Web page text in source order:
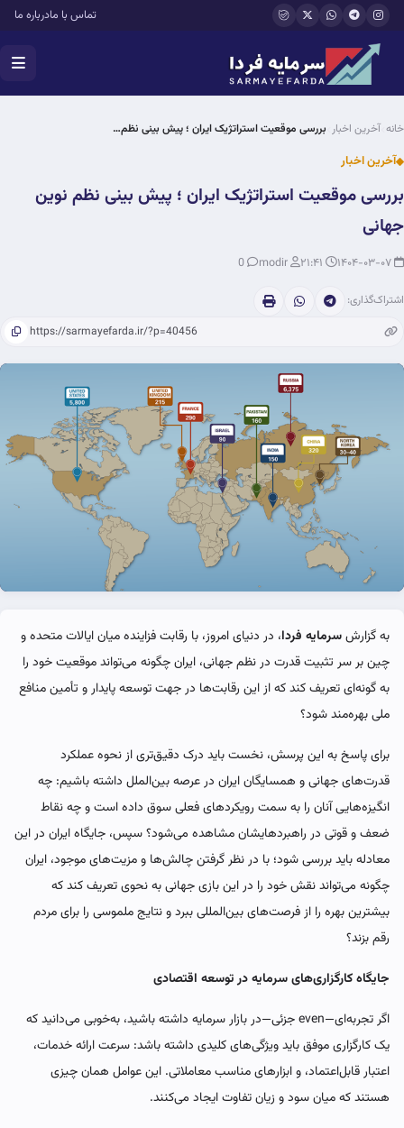
رفتن به محتوای اصلی تماس با مادرباره ما
خانه آخرین اخبار بررسی موقعیت استراتژیک ایران ؛ پیش بینی نظم…
آخرین اخبار
بررسی موقعیت استراتژیک ایران ؛ پیش بینی نظم نوین
جهانی
اشتراک‌گذاری:
به گزارشسرمایه فردا، در دنیای امروز، با رقابت فزاینده میان ایالات متحده و
چین بر سر تثبیت قدرت در نظم جهانی، ایران چگونه می‌تواند موقعیت خود را
به گونه‌ای تعریف کند که از این رقابت‌ها در جهت توسعه پایدار و تأمین منافع
ملی بهره‌مند شود؟
برای پاسخ به این پرسش، نخست باید درک دقیق‌تری از نحوه عملکرد
قدرت‌های جهانی و همسایگان ایران در عرصه بین‌الملل داشته باشیم: چه
انگیزه‌هایی آنان را به سمت رویکردهای فعلی سوق داده است و چه نقاط
ضعف و قوتی در راهبردهایشان مشاهده می‌شود؟ سپس، جایگاه ایران در این
معادله باید بررسی شود؛ با در نظر گرفتن چالش‌ها و مزیت‌های موجود، ایران
چگونه می‌تواند نقش خود را در این بازی جهانی به نحوی تعریف کند که
بیشترین بهره را از فرصت‌های بین‌المللی ببرد و نتایج ملموسی را برای مردم
رقم بزند؟
جایگاه کارگزاری‌های سرمایه در توسعه اقتصادی
اگر تجربه‌ای—even جزئی—در بازار سرمایه داشته باشید، به‌خوبی می‌دانید که
یک کارگزاری موفق باید ویژگی‌های کلیدی داشته باشد: سرعت ارائه خدمات،
اعتبار قابل‌اعتماد، و ابزارهای مناسب معاملاتی. این عوامل همان چیزی
هستند که میان سود و زیان تفاوت ایجاد می‌کنند.